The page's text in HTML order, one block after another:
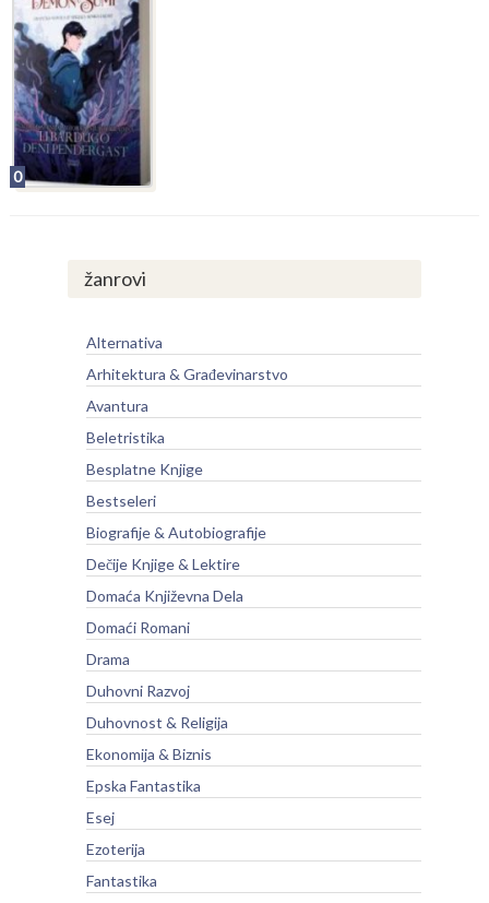
0
žanrovi
Alternativa
Arhitektura & Građevinarstvo
Avantura
Beletristika
Besplatne Knjige
Bestseleri
Biografije & Autobiografije
Dečije Knjige & Lektire
Domaća Književna Dela
Domaći Romani
Drama
Duhovni Razvoj
Duhovnost & Religija
Ekonomija & Biznis
Epska Fantastika
Esej
Ezoterija
Fantastika